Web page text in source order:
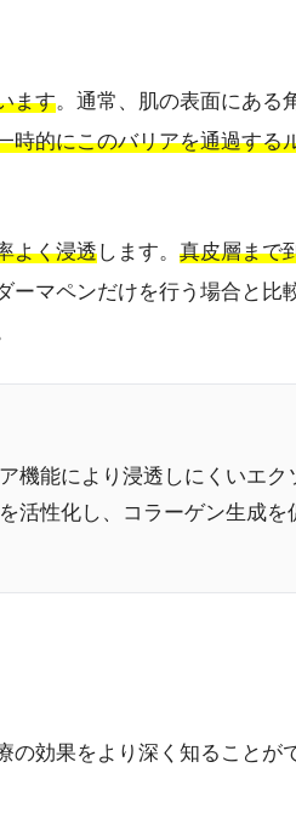
ます。通常、肌の表面にある
時的にこのバリアを通過する
よく浸透します。 真皮層まで
ーマペンだけを行う場合と比
機能により浸透しにくいエ
活性化し、コラーゲン生成
効果をより深く知ることが